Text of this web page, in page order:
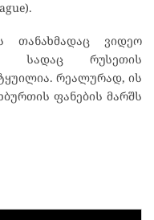
თანახმადაც ვიდეო
სადაც რუსეთის
რეალურად, ის
ფანების მარშს